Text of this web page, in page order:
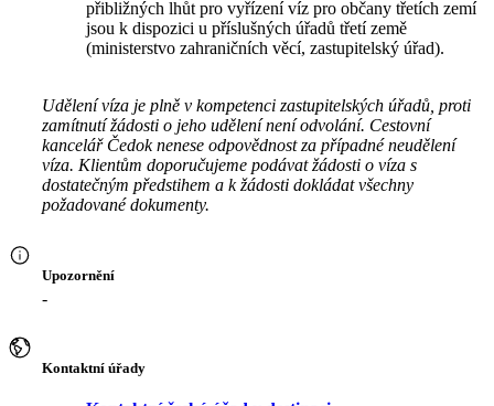
přibližných lhůt pro vyřízení víz pro občany třetích zemí
jsou k dispozici u příslušných úřadů třetí země
(ministerstvo zahraničních věcí, zastupitelský úřad).
Udělení víza je plně v kompetenci zastupitelských úřadů, proti
zamítnutí žádosti o jeho udělení není odvolání. Cestovní
kancelář Čedok nenese odpovědnost za případné neudělení
víza. Klientům doporučujeme podávat žádosti o víza s
dostatečným předstihem a k žádosti dokládat všechny
požadované dokumenty.
Upozornění
-
Kontaktní úřady